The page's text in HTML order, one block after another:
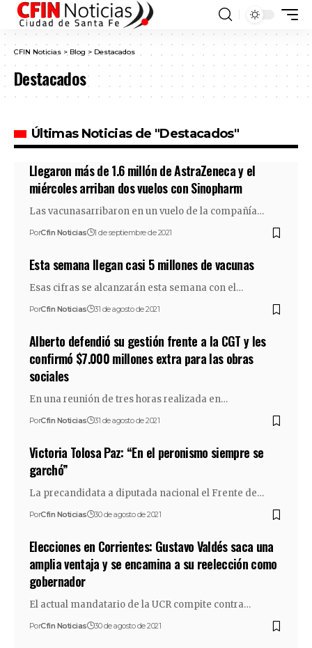
CFIN Noticias > Blog > Destacados
Destacados
Últimas Noticias de "Destacados"
Llegaron más de 1.6 millón de AstraZeneca y el
miércoles arriban dos vuelos con Sinopharm
Las vacunasarribaron en un vuelo de la compañía…
PorCfin Noticias 1 de septiembre de 2021
Esta semana llegan casi 5 millones de vacunas
Esas cifras se alcanzarán esta semana con el…
PorCfin Noticias 31 de agosto de 2021
Alberto defendió su gestión frente a la CGT y les
confirmó $7.000 millones extra para las obras
sociales
En una reunión de tres horas realizada en…
PorCfin Noticias 31 de agosto de 2021
Victoria Tolosa Paz: “En el peronismo siempre se
garchó”
La precandidata a diputada nacional el Frente de…
PorCfin Noticias 30 de agosto de 2021
Elecciones en Corrientes: Gustavo Valdés saca una
amplia ventaja y se encamina a su reelección como
gobernador
El actual mandatario de la UCR compite contra…
PorCfin Noticias 30 de agosto de 2021